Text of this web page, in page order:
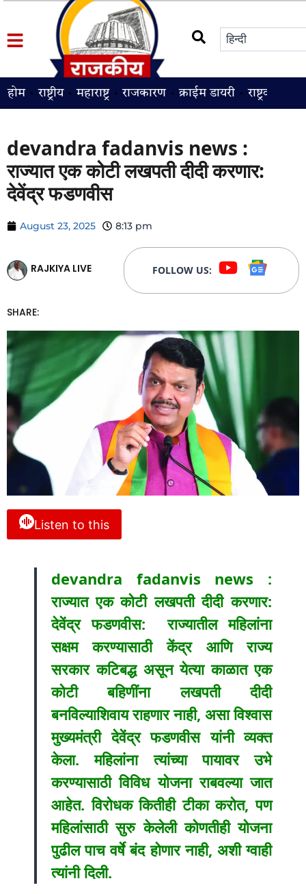
होम राष्ट्रीय महाराष्ट्र राजकारण क्राईम डायरी राष्ट्रवादी
devandra fadanvis news :
राज्यात एक कोटी लखपती दीदी करणार:
देवेंद्र फडणवीस
August 23, 2025 8:13 pm
RAJKIYA LIVE FOLLOW US:
SHARE:
Listen to this
devandra fadanvis news :
राज्यात एक कोटी लखपती दीदी करणार:
देवेंद्र फडणवीस: राज्यातील महिलांना
सक्षम करण्यासाठी केंद्र आणि राज्य
सरकार कटिबद्ध असून येत्या काळात एक
कोटी बहिणींना लखपती दीदी
बनविल्याशिवाय राहणार नाही, असा विश्वास
मुख्यमंत्री देवेंद्र फडणवीस यांनी व्यक्त
केला. महिलांना त्यांच्या पायावर उभे
करण्यासाठी विविध योजना राबवल्या जात
आहेत. विरोधक कितीही टीका करोत, पण
महिलांसाठी सुरु केलेली कोणतीही योजना
पुढील पाच वर्षे बंद होणार नाही, अशी ग्वाही
त्यांनी दिली.